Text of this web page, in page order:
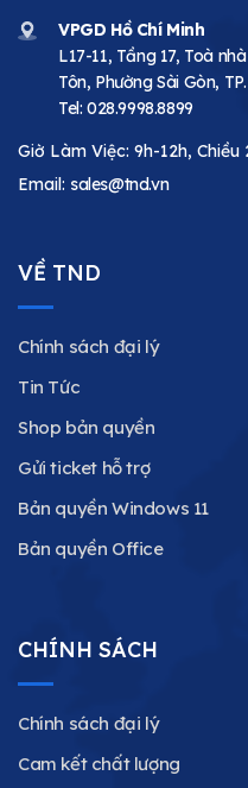
VPGD Hồ Chí Minh
L17-11, Tầng 17, Toà
Tôn, Phường Sài Gòn,
Tel: 028.9998.8899
Giờ Làm Việc: 9h-12h, Chiều
Email: sales@tnd.vn
VỀ TND
Chính sách đại lý
Tin Tức
Shop bản quyền
Gửi ticket hỗ trợ
Bản quyền Windows 11
Bản quyền Office
CHÍNH SÁCH
Chính sách đại lý
Cam kết chất lượng